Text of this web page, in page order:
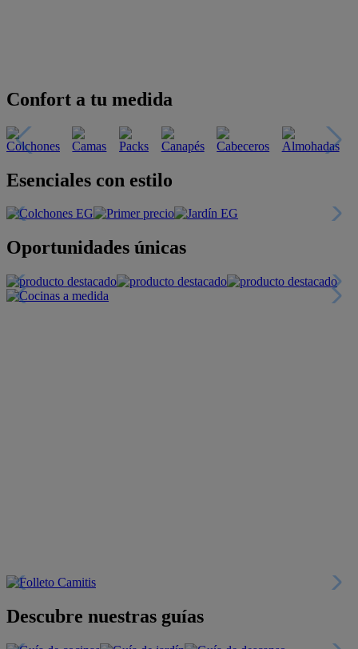
Confort a tu medida
Esenciales con estilo
Oportunidades únicas
Descubre nuestras guías